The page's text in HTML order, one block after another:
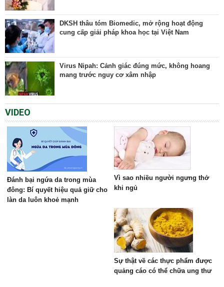
DKSH thâu tóm Biomedic, mở rộng hoạt động
cung cấp giải pháp khoa học tại Việt Nam
Virus Nipah: Cảnh giác đúng mức, không hoang
mang trước nguy cơ xâm nhập
VIDEO
Đánh bại ngứa da trong mùa
đông: Bí quyết hiệu quả giữ cho
làn da luôn khoẻ mạnh
Vì sao nhiều người ngưng thở
khi ngủ
Sự thật về các thực phẩm được
quảng cáo có thể chữa ung thư